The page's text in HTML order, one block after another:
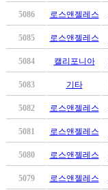
뉴
제
이
5086 로스앤젤레스
5085 로스앤젤레스
5084 캘리포니아
5083 기타
5082 로스앤젤레스
5081 로스앤젤레스
5080 로스앤젤레스
5079 로스앤젤레스